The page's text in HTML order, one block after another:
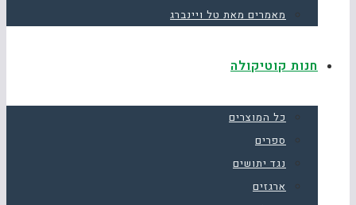
מאמרים מאת טל ויינברג
חנות קוטיקולה
כל המוצרים
ספרים
נגד יתושים
ארגזים